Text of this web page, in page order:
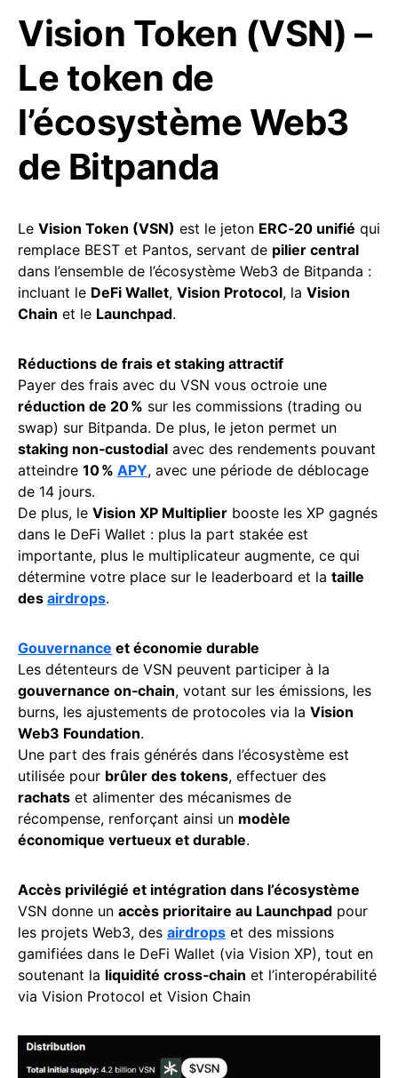
Vision Token (VSN) –
Le token de
l’écosystème Web3
de Bitpanda
Le Vision Token (VSN) est le jeton ERC‑20 unifié qui
remplace BEST et Pantos, servant de pilier central
dans l’ensemble de l’écosystème Web3 de Bitpanda :
incluant le DeFi Wallet, Vision Protocol, la Vision
Chain et le Launchpad.
Réductions de frais et staking attractif
Payer des frais avec du VSN vous octroie une
réduction de 20 % sur les commissions (trading ou
swap) sur Bitpanda. De plus, le jeton permet un
staking non‑custodial avec des rendements pouvant
atteindre 10 % APY, avec une période de déblocage
de 14 jours.
De plus, le Vision XP Multiplier booste les XP gagnés
dans le DeFi Wallet : plus la part stakée est
importante, plus le multiplicateur augmente, ce qui
détermine votre place sur le leaderboard et la taille
des airdrops.
Gouvernance et économie durable
Les détenteurs de VSN peuvent participer à la
gouvernance on‑chain, votant sur les émissions, les
burns, les ajustements de protocoles via la Vision
Web3 Foundation.
Une part des frais générés dans l’écosystème est
utilisée pour brûler des tokens, effectuer des
rachats et alimenter des mécanismes de
récompense, renforçant ainsi un modèle
économique vertueux et durable.
Accès privilégié et intégration dans l’écosystème
VSN donne un accès prioritaire au Launchpad pour
les projets Web3, des airdrops et des missions
gamifiées dans le DeFi Wallet (via Vision XP), tout en
soutenant la liquidité cross‑chain et l’interopérabilité
via Vision Protocol et Vision Chain